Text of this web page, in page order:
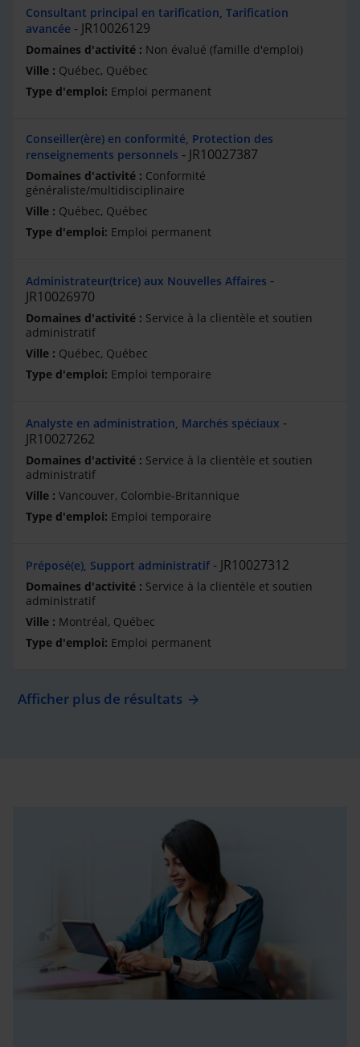
Consultant principal en tarification, Tarification
avancée
JR10026129
Non évalué (famille d'emploi)
Québec, Québec
Emploi permanent
Conseiller(ère) en conformité, Protection des
renseignements personnels
JR10027387
Conformité
généraliste/multidisciplinaire
Québec, Québec
Emploi permanent
Administrateur(trice) aux Nouvelles Affaires
JR10026970
Service à la clientèle et soutien
administratif
Québec, Québec
Emploi temporaire
Analyste en administration, Marchés spéciaux
JR10027262
Service à la clientèle et soutien
administratif
Vancouver, Colombie-Britannique
Emploi temporaire
Préposé(e), Support administratif JR10027312
Service à la clientèle et soutien
administratif
Montréal, Québec
Emploi permanent
Afficher plus de résultats